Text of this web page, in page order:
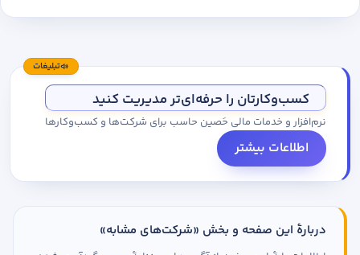
تبلیغات
کسب‌وکارتان را حرفه‌ای‌تر مدیریت کنید
نرم‌افزار و خدمات مالی حَصین حاسب برای شرکت‌ها و کسب‌وکارها
اطلاعات بیشتر
دربارهٔ این صفحه و بخش «شرکت‌های مشابه»